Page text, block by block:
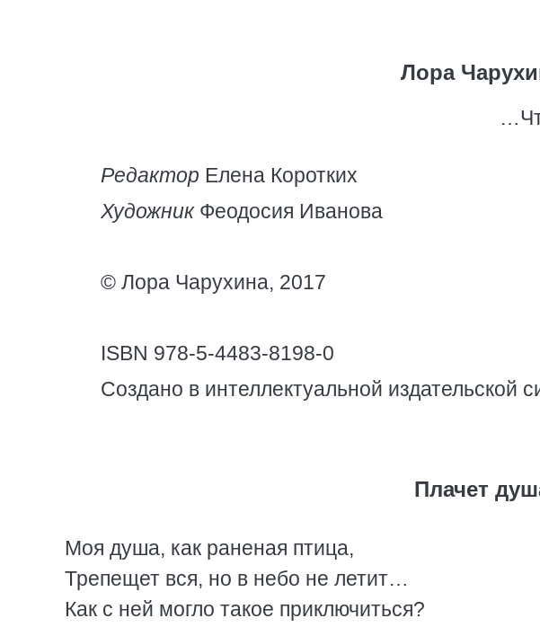
Лора
Редактор Елена Коротких
ХудожникФеодосия Иванова
© Лора Чарухина, 2017
ISBN 978-5-4483-8198-0
Создано в интеллектуальной издательской
Плачет
Моя душа, как раненая птица,
Трепещет вся, но в небо не летит…
Как с ней могло такое приключиться?